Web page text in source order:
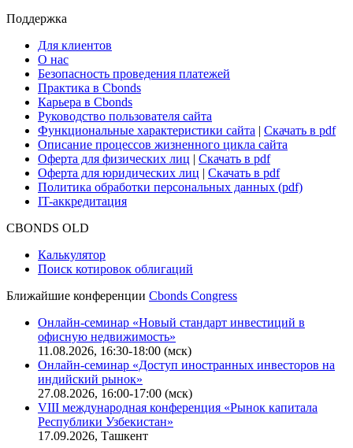
Поддержка
Для клиентов
О нас
Безопасность проведения платежей
Практика в Cbonds
Карьера в Cbonds
Руководство пользователя сайта
Функциональные характеристики сайта | Скачать в pdf
Описание процессов жизненного цикла сайта
Оферта для физических лиц | Скачать в pdf
Оферта для юридических лиц | Скачать в pdf
Политика обработки персональных данных (pdf)
IT-аккредитация
CBONDS OLD
Калькулятор
Поиск котировок облигаций
Ближайшие конференции Cbonds Congress
Онлайн-семинар «Новый стандарт инвестиций в
офисную недвижимость»
11.08.2026, 16:30-18:00 (мск)
Онлайн-семинар «Доступ иностранных инвесторов на
индийский рынок»
27.08.2026, 16:00-17:00 (мск)
VIII международная конференция «Рынок капитала
Республики Узбекистан»
17.09.2026, Ташкент